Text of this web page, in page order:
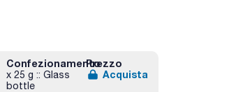
Confezionamento
x 25 g :: Glass
bottle
Prezzo
Acquista